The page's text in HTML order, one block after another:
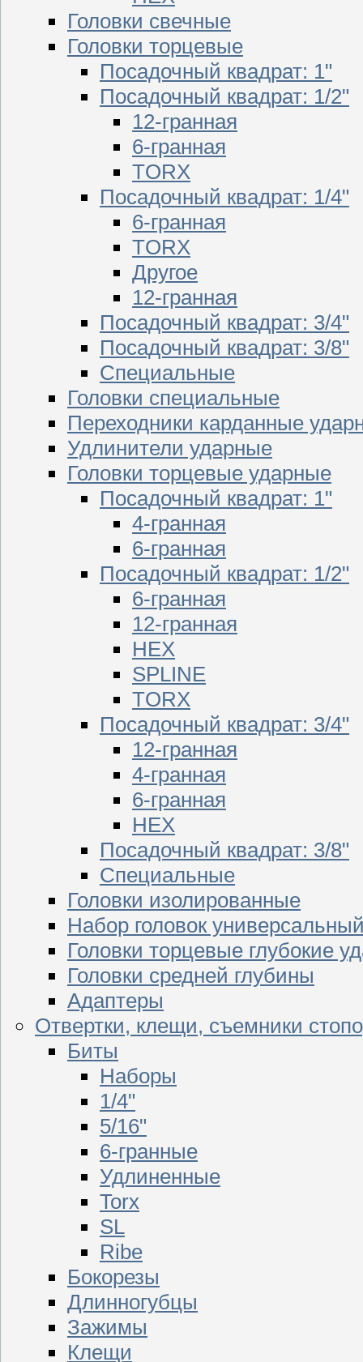
Головки свечные
Головки торцевые
Посадочный квадрат: 1"
Посадочный квадрат: 1/2"
12-гранная
6-гранная
TORX
Посадочный квадрат: 1/4"
6-гранная
TORX
Другое
12-гранная
Посадочный квадрат: 3/4"
Посадочный квадрат: 3/8"
Специальные
Головки специальные
Переходники карданные
Удлинители ударные
Головки торцевые ударные
Посадочный квадрат: 1"
4-гранная
6-гранная
Посадочный квадрат: 1/2"
6-гранная
12-гранная
HEX
SPLINE
TORX
Посадочный квадрат: 3/4"
12-гранная
4-гранная
6-гранная
HEX
Посадочный квадрат: 3/8"
Специальные
Головки изолированные
Набор головок
Головки торцевые глубокие
Головки средней глубины
Адаптеры
Отвертки, клещи, съемники
Биты
Наборы
1/4"
5/16"
6-гранные
Удлиненные
Torx
SL
Ribe
Бокорезы
Длинногубцы
Зажимы
Клещи